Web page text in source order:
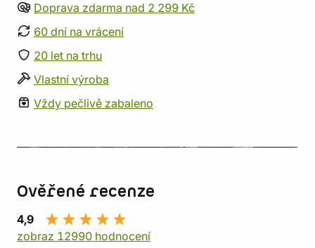
Doprava zdarma nad 2 299 Kč
60 dní na vrácení
20 let na trhu
Vlastní výroba
Vždy pečlivě zabaleno
Ověřené recenze
4,9
zobraz 12990 hodnocení